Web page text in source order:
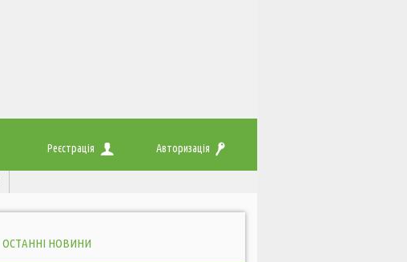
Реєстрація Авторизація
ОСТАННІ НОВИНИ